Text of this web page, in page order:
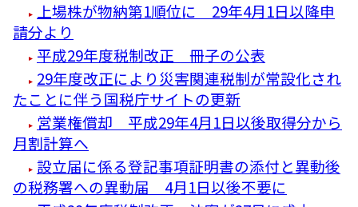
上場株が物納第1順位に 29年4月1日以降申
請分より
平成29年度税制改正 冊子の公表
29年度改正により災害関連税制が常設化され
たことに伴う国税庁サイトの更新
営業権償却 平成29年4月1日以後取得分から
月割計算へ
設立届に係る登記事項証明書の添付と異動後
の税務署への異動届 4月1日以後不要に